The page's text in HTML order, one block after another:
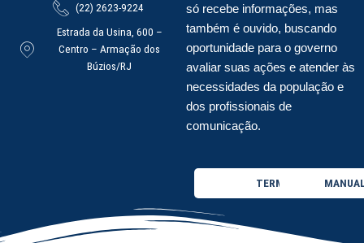
(22) 2623-9224
Estrada da Usina, 600 –
Centro – Armação dos
Búzios/RJ
só recebe informações, mas
também é ouvido, buscando
oportunidade para o governo
avaliar suas ações e atender às
necessidades da população e
dos profissionais de
comunicação.
TERMO DE USO